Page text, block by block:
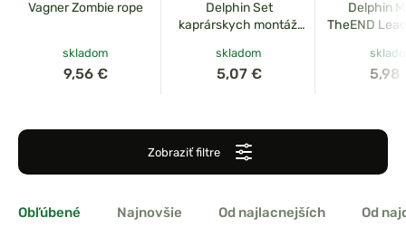
Vagner Zombie rope
skladom
9,56 €
Delphin Set
kaprárskych montáží
setov
skladom
5,07 €
Delphin
TheEND
5,98
Zobraziť filtre
Obľúbené Najnovšie Od najlacnejších Od